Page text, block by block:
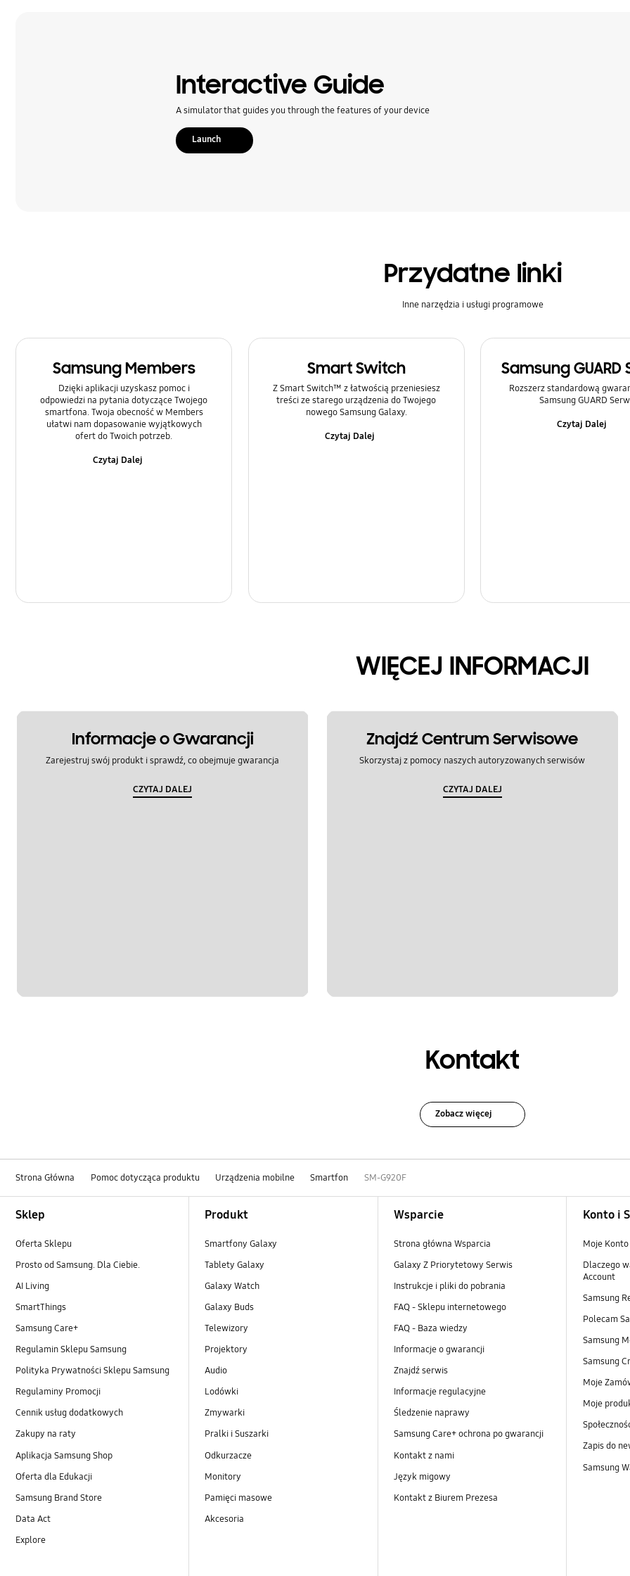
Interactive Guide
A simulator that guides you through the features of your device
Launch
Przydatne linki
Inne narzędzia i usługi programowe
Samsung Members
Dzięki aplikacji uzyskasz pomoc i
odpowiedzi na pytania dotyczące Twojego
smartfona. Twoja obecność w Members
ułatwi nam dopasowanie wyjątkowych
ofert do Twoich potrzeb.
Czytaj Dalej
Smart Switch
Z Smart Switch™ z łatwością przeniesiesz
treści ze starego urządzenia do Twojego
nowego Samsung Galaxy.
Czytaj Dalej
Samsung
Rozszerz standardową
Samsung GUARD
Czytaj Dalej
WIĘCEJ INFORMACJI
Informacje o Gwarancji
Zarejestruj swój produkt i sprawdź, co obejmuje gwarancja
CZYTAJ DALEJ
Znajdź Centrum Serwisowe
Skorzystaj z pomocy naszych autoryzowanych serwisów
CZYTAJ DALEJ
Kontakt
Zobacz więcej
Strona Główna Pomoc dotycząca produktu Urządzenia mobilne Smartfon SM-G920F
Sklep
Oferta Sklepu
Prosto od Samsung. Dla Ciebie.
AI Living
SmartThings
Samsung Care+
Regulamin Sklepu Samsung
Polityka Prywatności Sklepu Samsung
Regulaminy Promocji
Cennik usług dodatkowych
Zakupy na raty
Aplikacja Samsung Shop
Oferta dla Edukacji
Samsung Brand Store
Data Act
Explore
Produkt
Smartfony Galaxy
Tablety Galaxy
Galaxy Watch
Galaxy Buds
Telewizory
Projektory
Audio
Lodówki
Zmywarki
Pralki i Suszarki
Odkurzacze
Monitory
Pamięci masowe
Akcesoria
Wsparcie
Strona główna Wsparcia
Galaxy Z Priorytetowy Serwis
Instrukcje i pliki do pobrania
FAQ - Sklepu internetowego
FAQ - Baza wiedzy
Informacje o gwarancji
Znajdź serwis
Informacje regulacyjne
Śledzenie naprawy
Samsung Care+ ochrona po gwarancji
Kontakt z nami
Język migowy
Kontakt z Biurem Prezesa
Konto i
Moje Konto
Dlaczego
Account
Samsung
Polecam
Samsung
Samsung
Moje
Moje
Zapis do
Samsung